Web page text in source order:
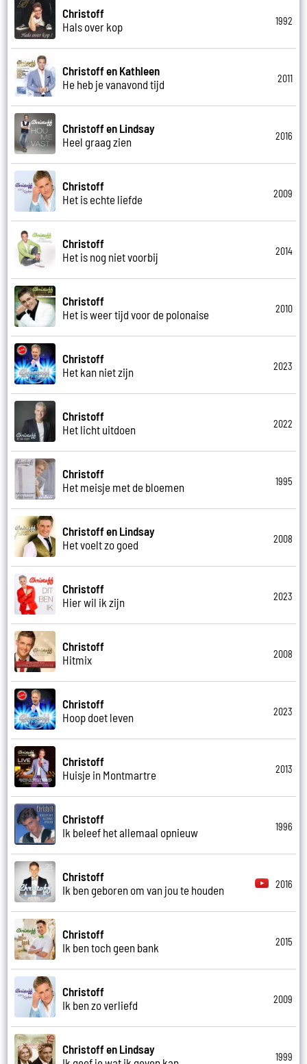
Christoff
Hals over kop
1992
Christoff en Kathleen
He heb je vanavond tijd
2011
Christoff en Lindsay
Heel graag zien
2016
Christoff
Het is echte liefde
2009
Christoff
Het is nog niet voorbij
2014
Christoff
Het is weer tijd voor de polonaise
2010
Christoff
Het kan niet zijn
2023
Christoff
Het licht uitdoen
2022
Christoff
Het meisje met de bloemen
1995
Christoff en Lindsay
Het voelt zo goed
2008
Christoff
Hier wil ik zijn
2023
Christoff
Hitmix
2008
Christoff
Hoop doet leven
2023
Christoff
Huisje in Montmartre
2013
Christoff
Ik beleef het allemaal opnieuw
1996
Christoff
Ik ben geboren om van jou te houden
2016
Christoff
Ik ben toch geen bank
2015
Christoff
Ik ben zo verliefd
2009
Christoff en Lindsay
1999